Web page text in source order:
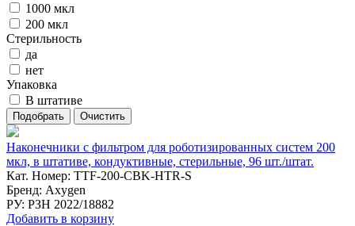
1000 мкл
200 мкл
Стерильность
да
нет
Упаковка
В штативе
Наконечники с фильтром для роботизированных систем 200
мкл, в штативе, кондуктивные, стерильные, 96 шт./штат.
Кат. Номер: TTF-200-CBK-HTR-S
Бренд: Axygen
РУ: РЗН 2022/18882
Добавить в корзину